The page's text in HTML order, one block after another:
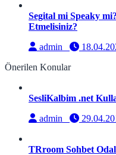
Segital mi Speaky
Etmelisiniz?
admin
Önerilen Konular
SesliKalbim .net
admin
TRroom Sohbet